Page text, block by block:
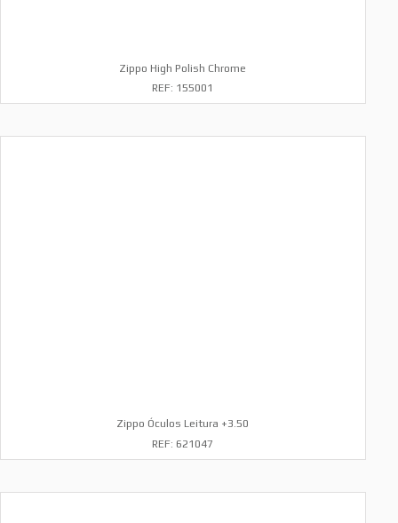
Zippo High Polish Chrome
REF: 155001
Zippo Óculos Leitura +3.50
REF: 621047